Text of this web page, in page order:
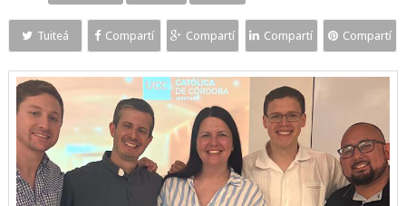
Tuiteá Compartí Compartí Compartí Compartí